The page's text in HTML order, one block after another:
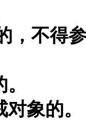
，不得
象的。